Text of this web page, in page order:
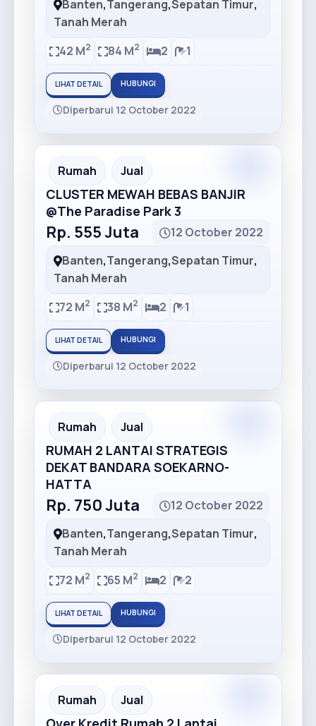
Banten,Tangerang,Sepatan Timur,
Tanah Merah
42 M2 84 M2 2 1
LIHAT DETAIL HUBUNGI
Diperbarui 12 October 2022
Recommended
Rumah Jual
CLUSTER MEWAH BEBAS BANJIR
@The Paradise Park 3
Rp. 555 Juta
12 October 2022
Banten,Tangerang,Sepatan Timur,
Tanah Merah
72 M2 38 M2 2 1
LIHAT DETAIL HUBUNGI
Diperbarui 12 October 2022
Recommended
Rumah Jual
RUMAH 2 LANTAI STRATEGIS
DEKAT BANDARA SOEKARNO-
HATTA
Rp. 750 Juta
12 October 2022
Banten,Tangerang,Sepatan Timur,
Tanah Merah
72 M2 65 M2 2 2
LIHAT DETAIL HUBUNGI
Diperbarui 12 October 2022
Rumah Jual